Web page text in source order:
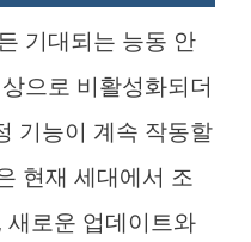
기대되는 능동 안
으로 비활성화되더
기능이 계속 작동할
현재 세대에서 조
새로운 업데이트와